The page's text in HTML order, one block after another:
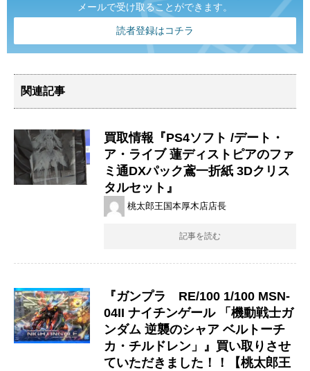
メールで受け取ることができます。
読者登録はコチラ
関連記事
買取情報『PS4ソフト /デート・
ア・ライブ ​蓮ディストピアのファ
ミ通DXパック鳶一折紙 ​3Dクリス
タルセット』
桃太郎王国本厚木店店長
記事を読む
『ガンプラ RE/100 1/100 MSN-
04II ナイチンゲール 「機動戦士ガ
ンダム 逆襲のシャア ベルトーチ
カ・チルドレン」』買い取りさせ
ていただきました！！【桃太郎王